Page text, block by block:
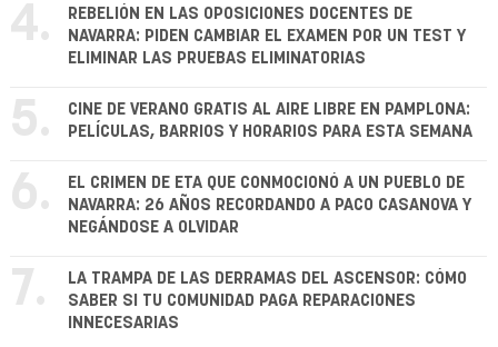
4.
REBELIÓN EN LAS OPOSICIONES DOCENTES DE
NAVARRA: PIDEN CAMBIAR EL EXAMEN POR UN TEST Y
ELIMINAR LAS PRUEBAS ELIMINATORIAS
5.
CINE DE VERANO GRATIS AL AIRE LIBRE EN PAMPLONA:
PELÍCULAS, BARRIOS Y HORARIOS PARA ESTA SEMANA
6.
EL CRIMEN DE ETA QUE CONMOCIONÓ A UN PUEBLO DE
NAVARRA: 26 AÑOS RECORDANDO A PACO CASANOVA Y
NEGÁNDOSE A OLVIDAR
7.
LA TRAMPA DE LAS DERRAMAS DEL ASCENSOR: CÓMO
SABER SI TU COMUNIDAD PAGA REPARACIONES
INNECESARIAS